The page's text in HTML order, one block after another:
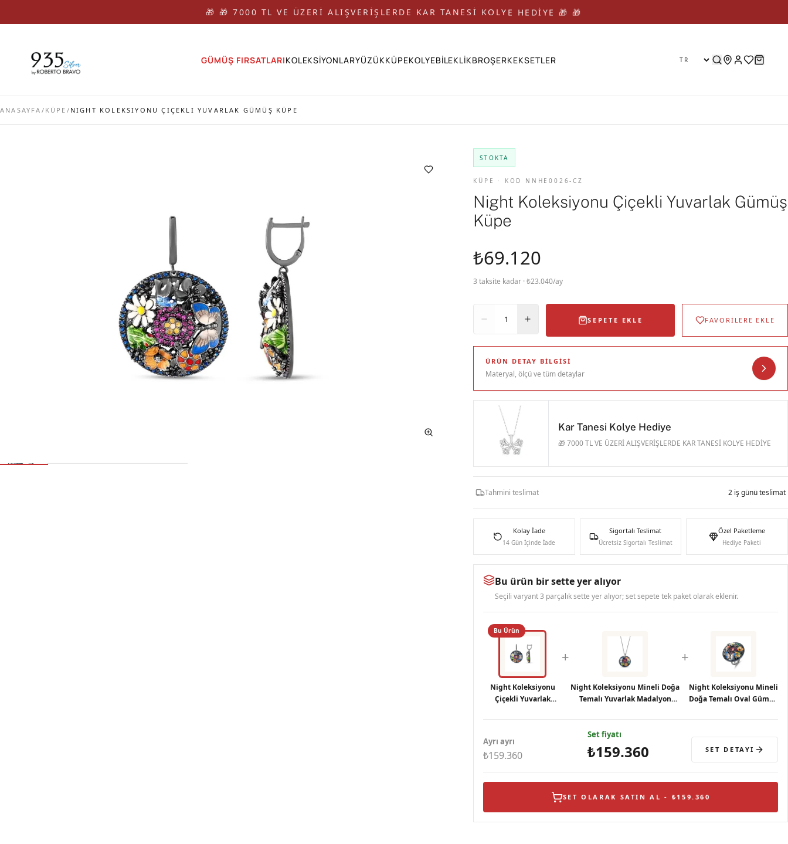
🎁 🎁 7000 TL VE ÜZERİ ALIŞVERİŞLERDE KAR TANESİ KOLYE HEDİYE 🎁 🎁
GÜMÜŞ FIRSATLARIKOLEKSİYONLARYÜZÜKKÜPEKOLYEBİLEKLİKBROŞERKEKSETLER
ANASAYFA / KÜPE / NIGHT KOLEKSIYONU ÇIÇEKLI YUVARLAK GÜMÜŞ KÜPE
STOKTA
KÜPE · KOD NNHE0026-CZ
Night Koleksiyonu Çiçekli Yuvarlak Gümüş
Küpe
₺69.120
3 taksite kadar · ₺23.040/ay
1 SEPETE EKLE FAVORİLERE EKLE
ÜRÜN DETAY BILGISI
Materyal, ölçü ve tüm detaylar
Kar Tanesi Kolye Hediye
🎁 7000 TL VE ÜZERİ ALIŞVERİŞLERDE KAR TANESİ KOLYE HEDİYE
Tahmini teslimat 2 iş günü teslimat
Kolay İade
14 Gün İçinde İade
Sigortalı Teslimat
Ücretsiz Sigortalı Teslimat
Özel Paketleme
Hediye Paketi
Bu ürün bir sette yer alıyor
Seçili varyant 3 parçalık sette yer alıyor; set sepete tek paket olarak eklenir.
Bu Ürün
Night Koleksiyonu
Çiçekli Yuvarlak
+
Night Koleksiyonu Mineli Doğa
Temalı Yuvarlak Madalyon
+
Night Koleksiyonu Mineli
Doğa Temalı Oval Gümüş
Ayrı ayrı
₺159.360
Set fiyatı
₺159.360 SET DETAYI
SET OLARAK SATIN AL - ₺159.360